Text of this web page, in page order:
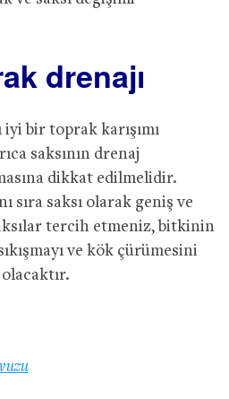
drenajı
bir toprak karışımı
saksının drenaj
dikkat edilmelidir.
sıra saksı olarak geniş ve
tercih etmeniz, bitkinin
ve kök çürümesini